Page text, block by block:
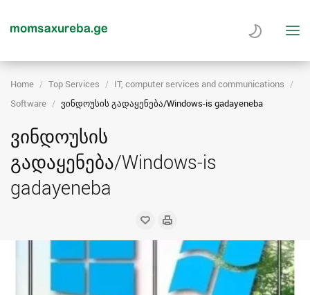
Home Top Services
IT, computer services and communications
Software
ვინდოუსის გადაყენება/Windows-is gadayeneba
ვინდოუსის
გადაყენება/Windows-is
gadayeneba